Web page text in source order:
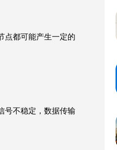
点都可能产生一定的
号不稳定，数据传输